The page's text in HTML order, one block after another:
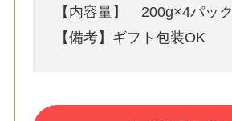
【内容量】 200g×4パック
【備考】ギフト包装OK